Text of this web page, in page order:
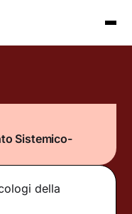
Sistemico-
della